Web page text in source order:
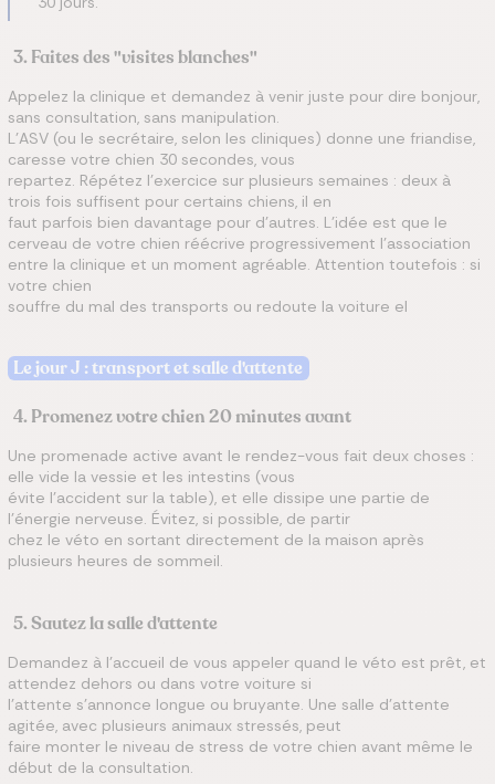
3. Faites des "visites blanches"
Appelez la clinique et demandez à venir juste pour dire bonjour,
sans consultation, sans manipulation.
L'ASV (ou le secrétaire, selon les cliniques) donne une friandise,
caresse votre chien 30 secondes, vous
repartez. Répétez l'exercice sur plusieurs semaines : deux à
trois fois suffisent pour certains chiens, il en
faut parfois bien davantage pour d'autres. L'idée est que le
cerveau de votre chien réécrive progressivement l'association
entre la clinique et un moment agréable. Attention toutefois : si
votre chien
souffre du mal des transports ou redoute la voiture el
Le jour J : transport et salle d'attente
4. Promenez votre chien 20 minutes avant
Une promenade active avant le rendez-vous fait deux choses :
elle vide la vessie et les intestins (vous
évite l'accident sur la table), et elle dissipe une partie de
l'énergie nerveuse. Évitez, si possible, de partir
chez le véto en sortant directement de la maison après
plusieurs heures de sommeil.
5. Sautez la salle d'attente
Demandez à l'accueil de vous appeler quand le véto est prêt, et
attendez dehors ou dans votre voiture si
l'attente s'annonce longue ou bruyante. Une salle d'attente
agitée, avec plusieurs animaux stressés, peut
faire monter le niveau de stress de votre chien avant même le
début de la consultation.